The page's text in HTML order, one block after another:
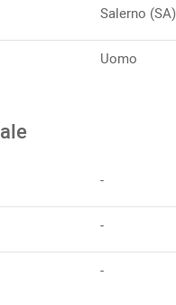
Salerno (SA)
Uomo
-
-
-